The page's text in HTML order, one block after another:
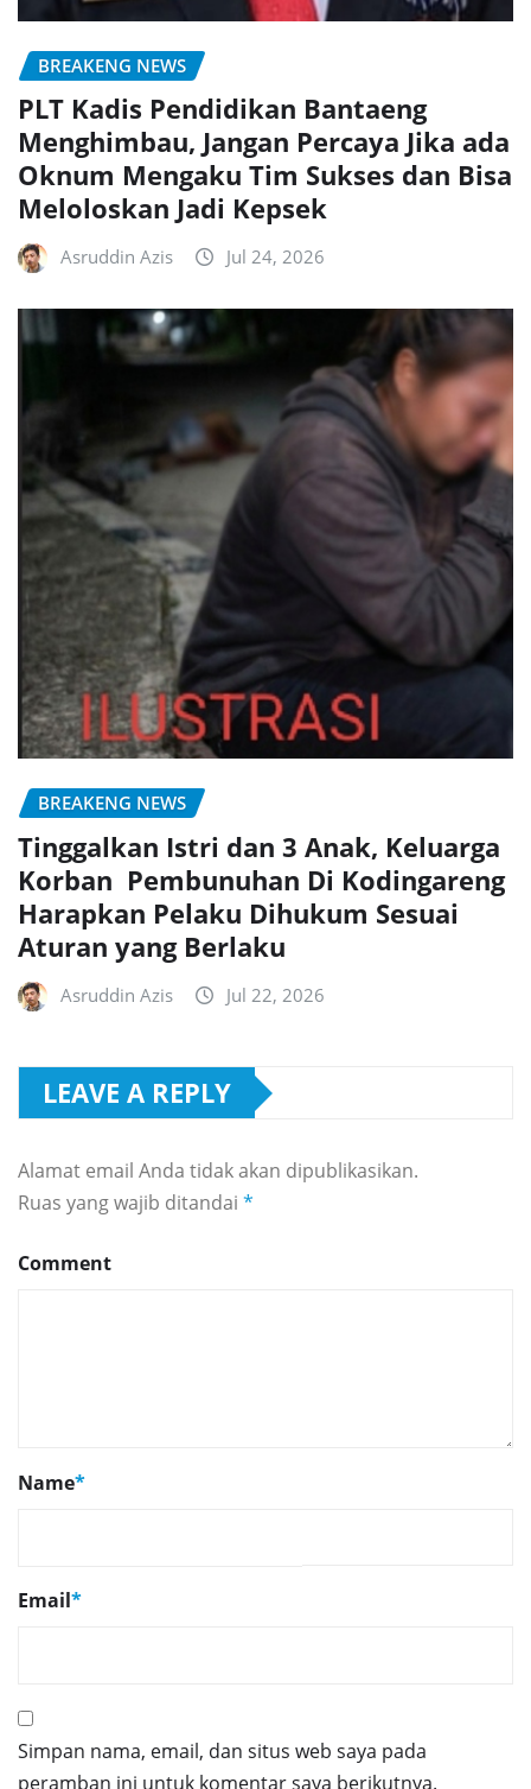
BREAKENG NEWS
PLT Kadis Pendidikan Bantaeng
Menghimbau, Jangan Percaya Jika ada
Oknum Mengaku Tim Sukses dan Bisa
Meloloskan Jadi Kepsek
Asruddin Azis Jul 24, 2026
BREAKENG NEWS
Tinggalkan Istri dan 3 Anak, Keluarga
Korban Pembunuhan Di Kodingareng
Harapkan Pelaku Dihukum Sesuai
Aturan yang Berlaku
Asruddin Azis Jul 22, 2026
LEAVE A REPLY
Alamat email Anda tidak akan dipublikasikan.
Ruas yang wajib ditandai *
Comment
Name*
Email*
Simpan nama, email, dan situs web saya pada
peramban ini untuk komentar saya berikutnya.